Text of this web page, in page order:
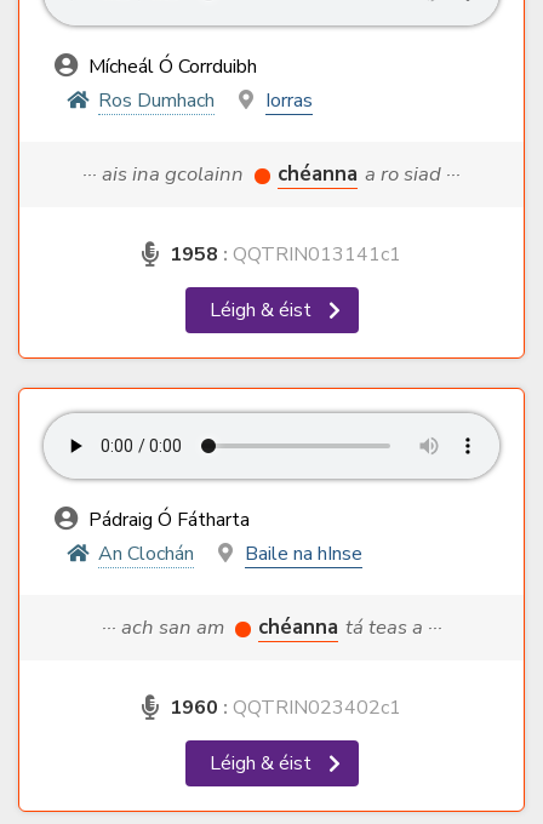
Mícheál Ó Corrduibh
Ros Dumhach
Iorras
··· ais ina gcolainn chéanna a ro siad ···
1958 : QQTRIN013141c1
Léigh & éist
Pádraig Ó Fátharta
An Clochán
Baile na hInse
··· ach san am chéanna tá teas a ···
1960 : QQTRIN023402c1
Léigh & éist